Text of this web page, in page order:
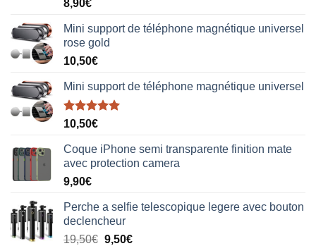
8,90€
Mini support de téléphone magnétique universel
rose gold
10,50€
Mini support de téléphone magnétique universel
Note5.00
10,50€
Coque iPhone semi transparente finition mate
avec protection camera
9,90€
Perche a selfie telescopique legere avec bouton
declencheur
19,50€ 9,50€